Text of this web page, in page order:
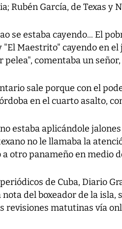
Rubén García, de Texas y
se estaba cayendo... El
"El Maestrito" cayendo en
pelea", comentaba un
sale porque con el
en el cuarto asalto,
estaba aplicándole
no le llamaba la
a otro panameño en medio
de Cuba, Diario
del boxeador de la isla,
revisiones matutinas vía